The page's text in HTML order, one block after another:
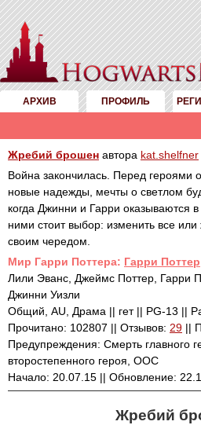
АРХИВ ПРОФИЛЬ
Жребий брошен автора kat.shelfner
Война закончилась. Перед героями
новые надежды, мечты о светлом
когда Джинни и Гарри оказываются
ними стоит выбор: изменить все или
своим чередом.
Mир Гарри Поттера: Гарри Поттер
Лили Эванс, Джеймс Поттер, Гарри
Джинни Уизли
Общий, AU, Драма || гет || PG-13 ||
Прочитано: 102807 || Отзывов: 29 ||
Предупреждения: Смерть главного
второстепенного героя, ООС
Начало: 20.07.15 || Обновление:
Жребий